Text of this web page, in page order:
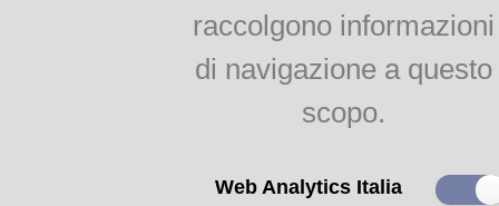
Titolo: Il cuoco milanese e
RAGGRUPPAMENTI
raccolgono informazioni
di navigazione a questo
scopo.
Web Analytics Italia